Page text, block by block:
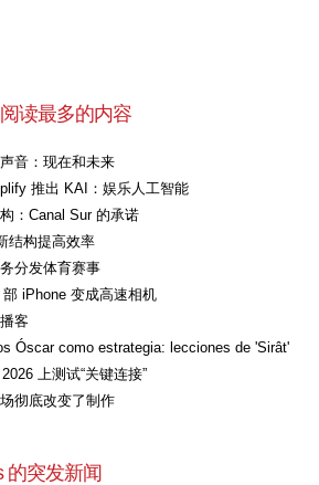
读最多的内容
音：现在和未来
推出 KAI：娱乐人工智能
：Canal Sur 的承诺
结构提高效率
分发体育赛事
iPhone 变成高速相机
客
Óscar como estrategia: lecciones de 'Sirât'
上测试“关键连接”
彻底改变了制作
的突发新闻